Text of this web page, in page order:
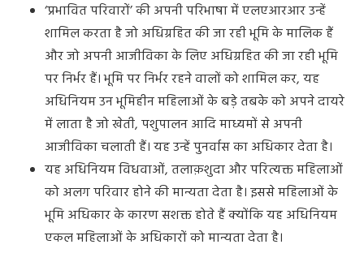
‘प्रभावित परिवारों’ की अपनी परिभाषा में एलएआरआर उन्हें
शामिल करता है जो अधिग्रहित की जा रही भूमि के मालिक हैं
और जो अपनी आजीविका के लिए अधिग्रहित की जा रही भूमि
पर निर्भर हैं। भूमि पर निर्भर रहने वालों को शामिल कर, यह
अधिनियम उन भूमिहीन महिलाओं के बड़े तबके को अपने दायरे
में लाता है जो खेती, पशुपालन आदि माध्यमों से अपनी
आजीविका चलाती हैं। यह उन्हें पुनर्वास का अधिकार देता है।
यह अधिनियम विधवाओं, तलाक़शुदा और परित्यक्त महिलाओं
को अलग परिवार होने की मान्यता देता है। इससे महिलाओं के
भूमि अधिकार के कारण सशक्त होते हैं क्योंकि यह अधिनियम
एकल महिलाओं के अधिकारों को मान्यता देता है।